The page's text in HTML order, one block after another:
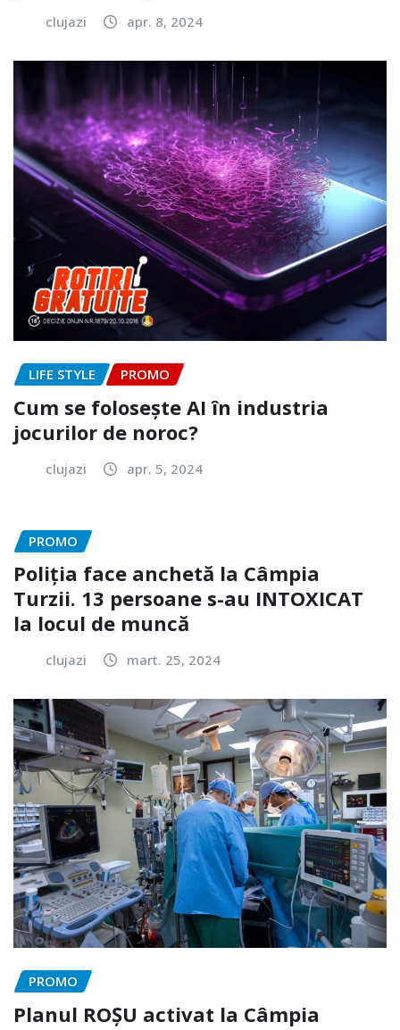
clujazi apr. 8, 2024
LIFE STYLE PROMO
Cum se folosește AI în industria
jocurilor de noroc?
clujazi apr. 5, 2024
PROMO
Poliția face anchetă la Câmpia
Turzii. 13 persoane s-au INTOXICAT
la locul de muncă
clujazi mart. 25, 2024
PROMO
Planul ROȘU activat la Câmpia